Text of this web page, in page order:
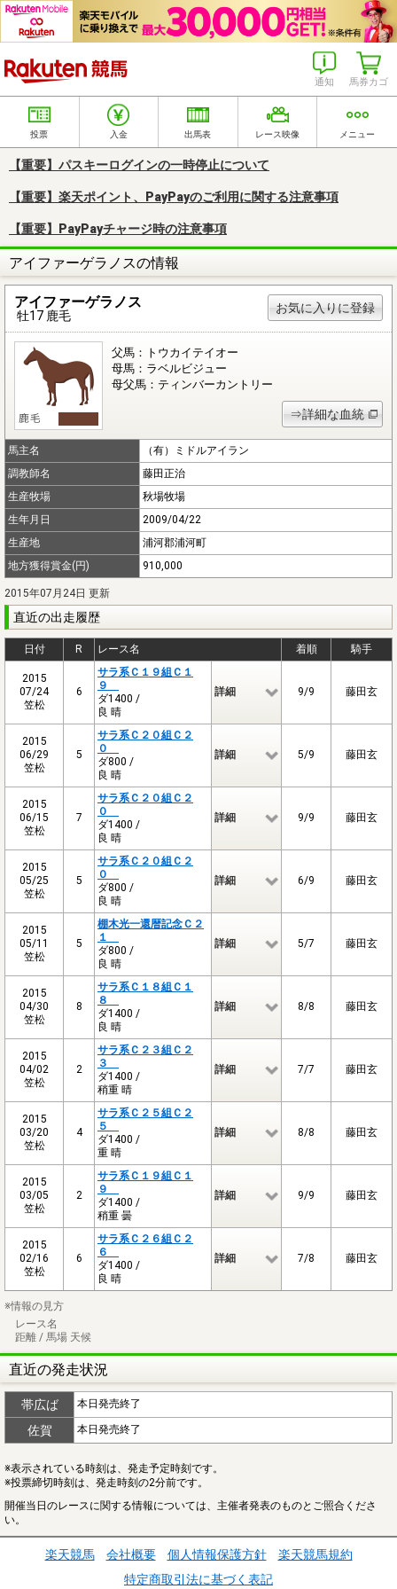
馬券カゴ
通知
投票 入金 出馬表 レース映像 メニュー
【重要】パスキーログインの一時停止について
【重要】楽天ポイント、PayPayのご利用に関する注意事項
【重要】PayPayチャージ時の注意事項
アイファーゲラノスの情報
アイファーゲラノス
牡17 鹿毛
お気に入りに登録
父馬：トウカイテイオー
母馬：ラベルビジュー
母父馬：ティンバーカントリー
⇒詳細な血統
馬主名
（有）ミドルアイラン
調教師名
藤田正治
生産牧場
秋場牧場
生年月日
2009/04/22
生産地
浦河郡浦河町
地方獲得賞金(円)
910,000
2015年07月24日 更新
直近の出走履歴
日付 R レース名 着順 騎手
2015
07/24
笠松
6
サラ系Ｃ１９組Ｃ１
９
ダ1400 /
良 晴
詳細 9/9 藤田玄
2015
06/29
笠松
5
サラ系Ｃ２０組Ｃ２
０
ダ800 /
良 晴
詳細 5/9 藤田玄
2015
06/15
笠松
7
サラ系Ｃ２０組Ｃ２
０
ダ1400 /
良 晴
詳細 9/9 藤田玄
2015
05/25
笠松
5
サラ系Ｃ２０組Ｃ２
０
ダ800 /
良 晴
詳細 6/9 藤田玄
2015
05/11
笠松
5
棚木光一還暦記念Ｃ２
１
ダ800 /
良 晴
詳細 5/7 藤田玄
2015
04/30
笠松
8
サラ系Ｃ１８組Ｃ１
８
ダ1400 /
良 晴
詳細 8/8 藤田玄
2015
04/02
笠松
2
サラ系Ｃ２３組Ｃ２
３
ダ1400 /
稍重 晴
詳細 7/7 藤田玄
2015
03/20
笠松
4
サラ系Ｃ２５組Ｃ２
５
ダ1400 /
重 晴
詳細 8/8 藤田玄
2015
03/05
笠松
2
サラ系Ｃ１９組Ｃ１
９
ダ1400 /
稍重 曇
詳細 9/9 藤田玄
2015
02/16
笠松
6
サラ系Ｃ２６組Ｃ２
６
ダ1400 /
良 晴
詳細 7/8 藤田玄
※情報の見方
レース名
距離 / 馬場 天候
直近の発走状況
帯広ば 本日発売終了
佐賀 本日発売終了
※表示されている時刻は、発走予定時刻です。
※投票締切時刻は、発走時刻の2分前です。
開催当日のレースに関する情報については、主催者発表のものとご照合くださ
い。
楽天競馬 会社概要 個人情報保護方針
楽天競馬規約
特定商取引法に基づく表記